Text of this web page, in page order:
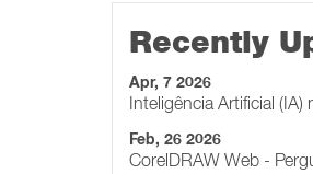
Recently
Apr, 7 2026
Inteligência Artificial
Feb, 26 2026
CorelDRAW Web -